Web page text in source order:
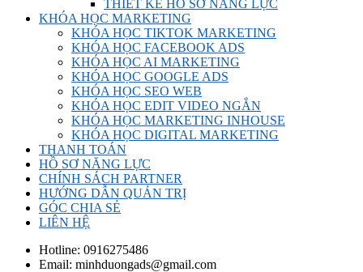
THIẾT KẾ HỒ SƠ NĂNG LỰC
KHÓA HỌC MARKETING
KHÓA HỌC TIKTOK MARKETING
KHÓA HỌC FACEBOOK ADS
KHÓA HỌC AI MARKETING
KHÓA HỌC GOOGLE ADS
KHÓA HỌC SEO WEB
KHÓA HỌC EDIT VIDEO NGẮN
KHÓA HỌC MARKETING INHOUSE
KHÓA HỌC DIGITAL MARKETING
THANH TOÁN
HỒ SƠ NĂNG LỰC
CHÍNH SÁCH PARTNER
HƯỚNG DẪN QUẢN TRỊ
GÓC CHIA SẺ
LIÊN HỆ
Hotline: 0916275486
Email: minhduongads@gmail.com